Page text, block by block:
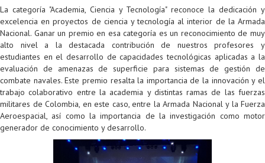
La categoría "Academia, Ciencia y Tecnología" reconoce la dedicación y
excelencia en proyectos de ciencia y tecnología al interior de la Armada
Nacional. Ganar un premio en esa categoría es un reconocimiento de muy
alto nivel a la destacada contribución de nuestros profesores y
estudiantes en el desarrollo de capacidades tecnológicas aplicadas a la
evaluación de amenazas de superficie para sistemas de gestión de
combate navales. Este premio resalta la importancia de la innovación y el
trabajo colaborativo entre la academia y distintas ramas de las fuerzas
militares de Colombia, en este caso, entre la Armada Nacional y la Fuerza
Aeroespacial, así como la importancia de la investigación como motor
generador de conocimiento y desarrollo.